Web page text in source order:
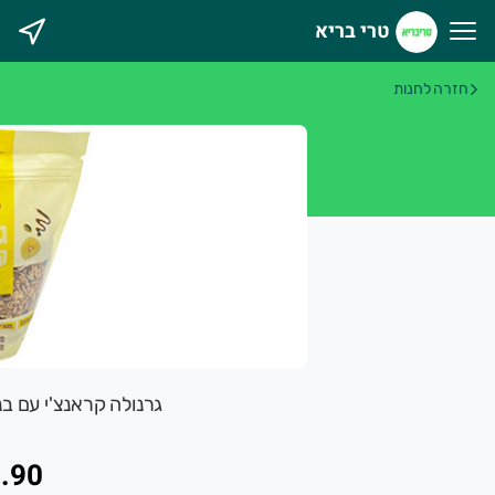
טרי בריאטרי בריא
חזרה לחנות
גרנולה קראנצ'י עם בננה ופקאן